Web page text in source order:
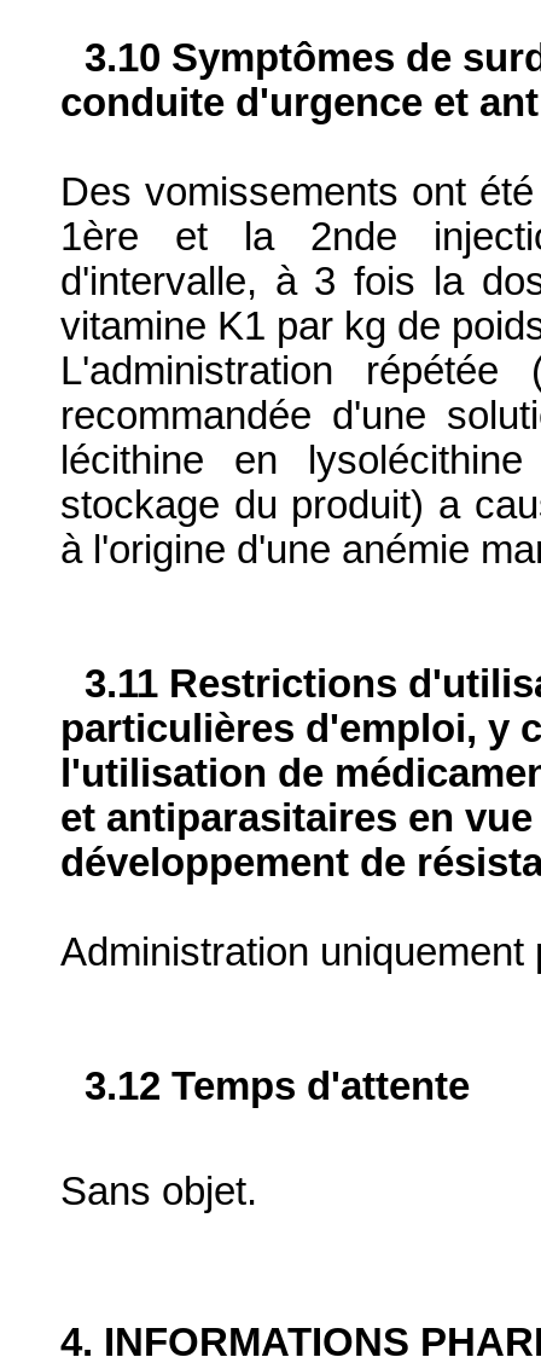
3.10 Symptômes de
conduite d'urgence et
Des vomissements ont
1ère et la 2nde
d'intervalle, à 3 fois la
vitamine K1 par kg de
L'administration
recommandée d'une
lécithine en
stockage du produit) a
à l'origine d'une anémie
3.11 Restrictions
particulières d'emploi, y
l'utilisation de
et antiparasitaires en
développement de
Administration uniquement
3.12 Temps d'attente
Sans objet.
4. INFORMATIONS